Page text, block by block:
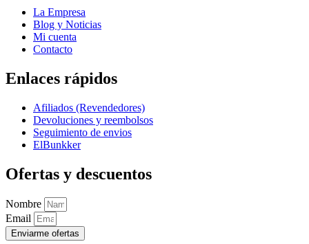
La Empresa
Blog y Noticias
Mi cuenta
Contacto
Enlaces rápidos
Afiliados (Revendedores)
Devoluciones y reembolsos
Seguimiento de envios
ElBunkker
Ofertas y descuentos
Nombre
Email
Enviarme ofertas